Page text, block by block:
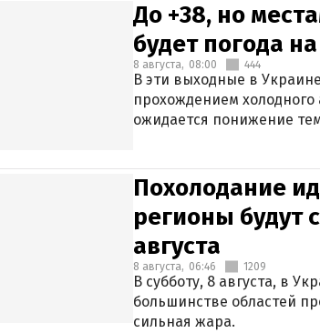
До +38, но
будет погода
8 августа, 08:00 444
В эти выходные в
прохождением
ожидается понижение
Похолодание
регионы будут
августа
8 августа, 06:46 1209
В субботу, 8 августа, в
большинстве областей
сильная жара.